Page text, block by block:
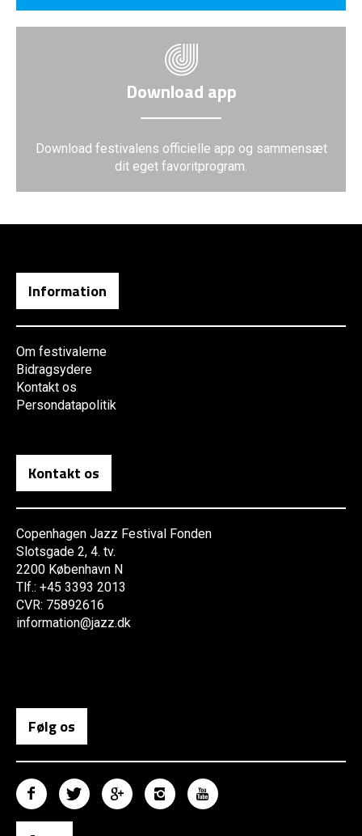
Download app
Download festivalens officielle app og sammensæt
dit eget favoritprogram.
Information
Om festivalerne
Bidragsydere
Kontakt os
Persondatapolitik
Kontakt os
Copenhagen Jazz Festival Fonden
Slotsgade 2, 4. tv.
2200 København N
Tlf.: +45 3393 2013
CVR: 75892616
information@jazz.dk
Følg os